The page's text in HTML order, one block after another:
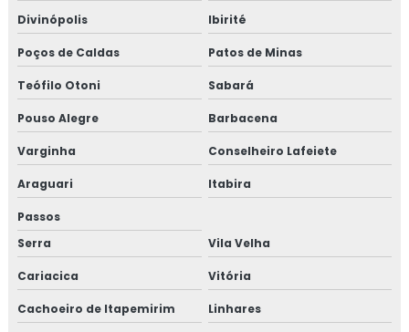
Divinópolis Ibirité
Poços de Caldas Patos de Minas
Teófilo Otoni Sabará
Pouso Alegre Barbacena
Varginha Conselheiro Lafeiete
Araguari Itabira
Passos
Serra
Vila Velha
Cariacica Vitória
Cachoeiro de Itapemirim Linhares